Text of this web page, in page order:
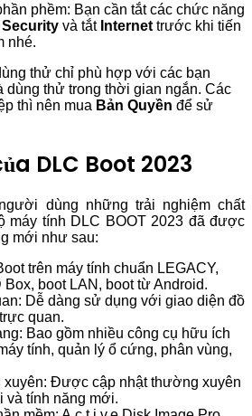
phềm: Bạn cần tắt các chức năng
và tắt Internet trước khi tiến
nhé.
thử chỉ phù hợp với các bạn
dùng thử trong thời gian ngắn. Các
thì nên mua Bản Quyền để sử
DLC Boot 2023
dùng những trải nghiệm chất
máy tính DLC BOOT 2023 đã được
mới như sau:
trên máy tính chuẩn LEGACY,
boot LAN, boot từ Android.
Dễ dàng sử dụng với giao diện đồ
quan.
Bao gồm nhiều công cụ hữu ích
tính, quản lý ổ cứng, phân vùng,
Được cập nhật thường xuyên
và tính năng mới.